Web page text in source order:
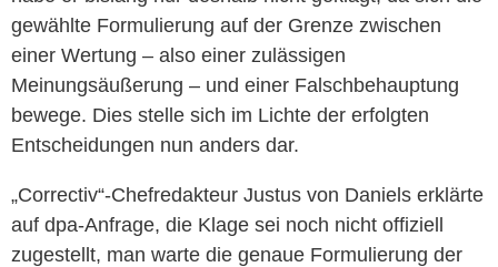
gewählte Formulierung auf der Grenze zwischen
einer Wertung – also einer zulässigen
Meinungsäußerung – und einer Falschbehauptung
bewege. Dies stelle sich im Lichte der erfolgten
Entscheidungen nun anders dar.
„Correctiv“-Chefredakteur Justus von Daniels erklärte
auf dpa-Anfrage, die Klage sei noch nicht offiziell
zugestellt, man warte die genaue Formulierung der